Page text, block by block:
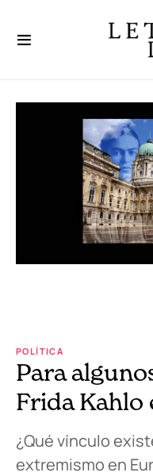
POLÍTICA
Para
Frida Kahlo
¿Qué vínculo
extremismo en